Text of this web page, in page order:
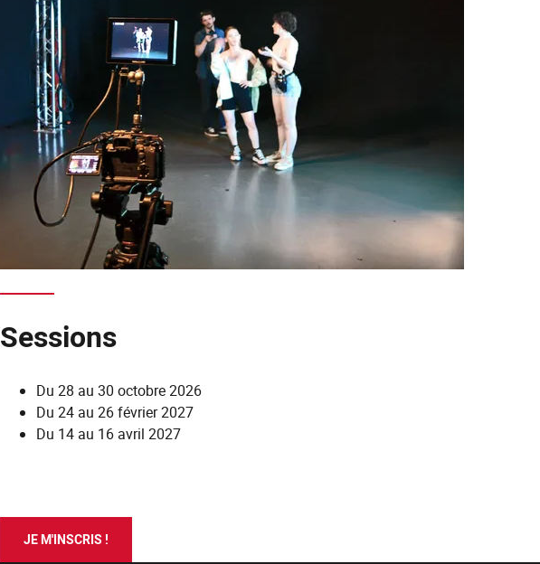
Sessions
Du 28 au 30 octobre 2026
Du 24 au 26 février 2027
Du 14 au 16 avril 2027
JE M'INSCRIS !